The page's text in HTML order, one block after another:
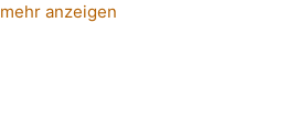
mehr anzeigen